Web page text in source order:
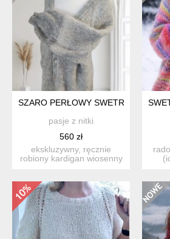
SZARO PERŁOWY SWETR
pasje z nitki
560 zł
ekskluzywny, ręcznie
robiony kardigan wiosenny